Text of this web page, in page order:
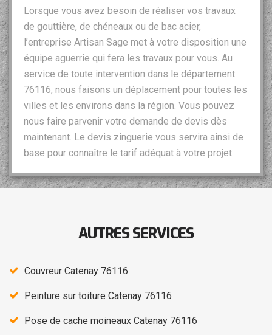
Lorsque vous avez besoin de réaliser vos travaux
de gouttière, de chéneaux ou de bac acier,
l’entreprise Artisan Sage met à votre disposition une
équipe aguerrie qui fera les travaux pour vous. Au
service de toute intervention dans le département
76116, nous faisons un déplacement pour toutes les
villes et les environs dans la région. Vous pouvez
nous faire parvenir votre demande de devis dès
maintenant. Le devis zinguerie vous servira ainsi de
base pour connaître le tarif adéquat à votre projet.
AUTRES SERVICES
Couvreur Catenay 76116
Peinture sur toiture Catenay 76116
Pose de cache moineaux Catenay 76116